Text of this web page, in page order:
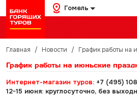
Гомель
Главная / Новости / График работы на
График работы на июньские
Интернет-магазин туров: +7 (495)
12-15 июня: круглосуточно, без